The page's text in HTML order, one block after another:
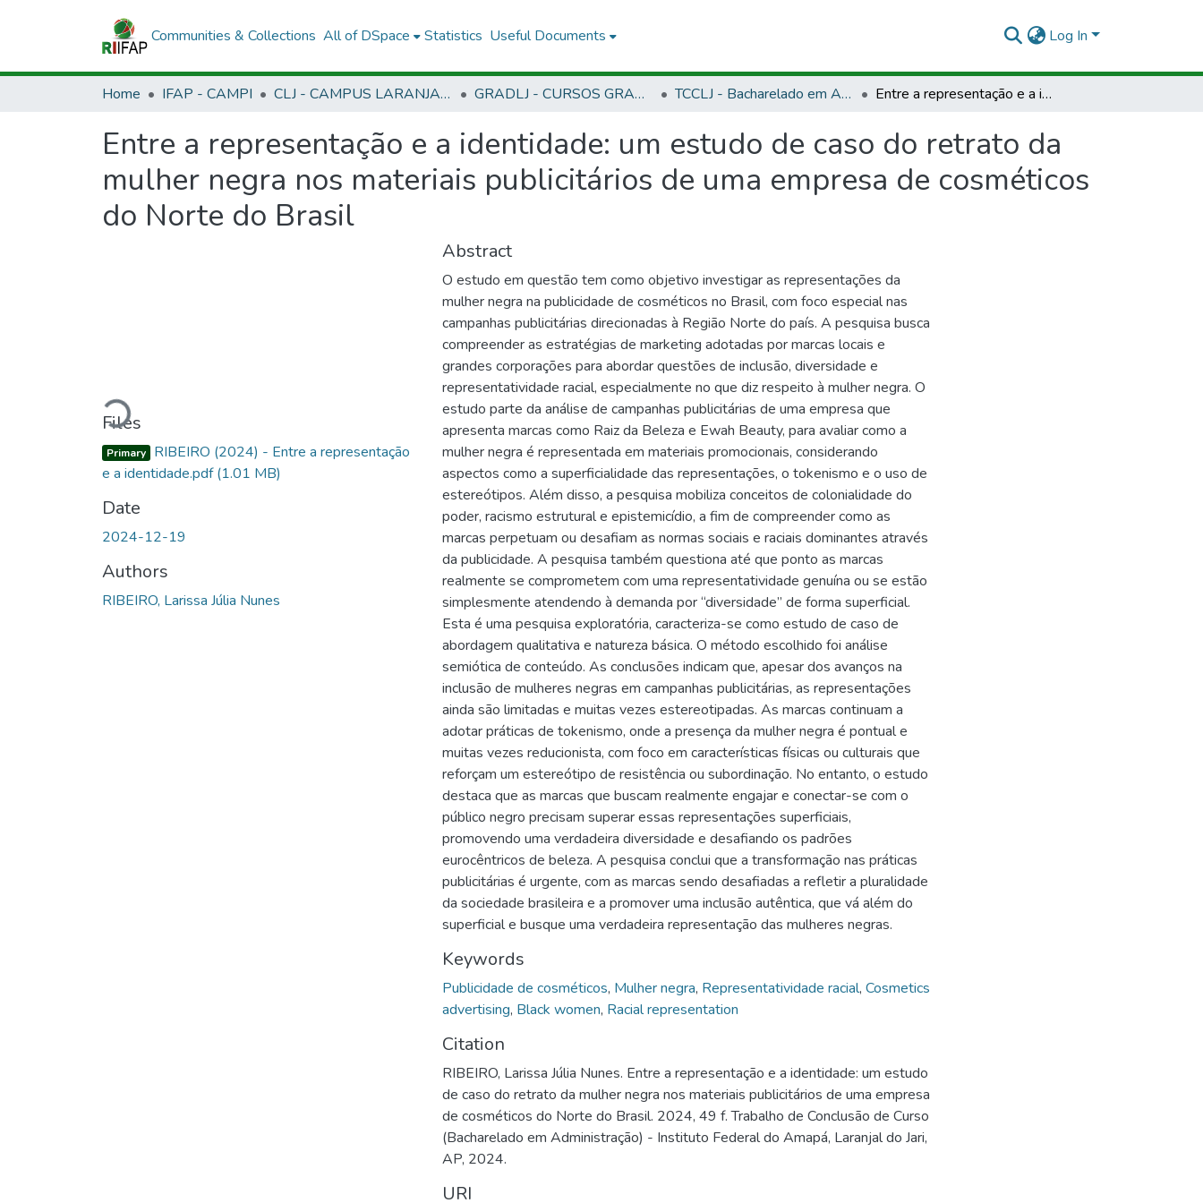
Communities & Collections All of DSpace Statistics Useful Documents Log In
Home IFAP - CAMPI CLJ - CAMPUS LARANJAL DO JARI GRADLJ - CURSOS GRADUAÇÃO - CAMPUS LARANJAL DO JARI TCCLJ - Bacharelado em Administração Entre a representação e a identidade: um estudo de caso do retrato da mulher negra nos materiais publicitários de uma empresa de cosméticos do Norte do Brasil
Entre a representação e a identidade: um estudo de caso do retrato da
mulher negra nos materiais publicitários de uma empresa de cosméticos
do Norte do Brasil
Loading...
Files
Primary RIBEIRO (2024) - Entre a representação
e a identidade.pdf(1.01 MB)
Date
2024-12-19
Authors
RIBEIRO, Larissa Júlia Nunes
Abstract
O estudo em questão tem como objetivo investigar as representações da
mulher negra na publicidade de cosméticos no Brasil, com foco especial nas
campanhas publicitárias direcionadas à Região Norte do país. A pesquisa busca
compreender as estratégias de marketing adotadas por marcas locais e
grandes corporações para abordar questões de inclusão, diversidade e
representatividade racial, especialmente no que diz respeito à mulher negra. O
estudo parte da análise de campanhas publicitárias de uma empresa que
apresenta marcas como Raiz da Beleza e Ewah Beauty, para avaliar como a
mulher negra é representada em materiais promocionais, considerando
aspectos como a superficialidade das representações, o tokenismo e o uso de
estereótipos. Além disso, a pesquisa mobiliza conceitos de colonialidade do
poder, racismo estrutural e epistemicídio, a fim de compreender como as
marcas perpetuam ou desafiam as normas sociais e raciais dominantes através
da publicidade. A pesquisa também questiona até que ponto as marcas
realmente se comprometem com uma representatividade genuína ou se estão
simplesmente atendendo à demanda por “diversidade” de forma superficial.
Esta é uma pesquisa exploratória, caracteriza-se como estudo de caso de
abordagem qualitativa e natureza básica. O método escolhido foi análise
semiótica de conteúdo. As conclusões indicam que, apesar dos avanços na
inclusão de mulheres negras em campanhas publicitárias, as representações
ainda são limitadas e muitas vezes estereotipadas. As marcas continuam a
adotar práticas de tokenismo, onde a presença da mulher negra é pontual e
muitas vezes reducionista, com foco em características físicas ou culturais que
reforçam um estereótipo de resistência ou subordinação. No entanto, o estudo
destaca que as marcas que buscam realmente engajar e conectar-se com o
público negro precisam superar essas representações superficiais,
promovendo uma verdadeira diversidade e desafiando os padrões
eurocêntricos de beleza. A pesquisa conclui que a transformação nas práticas
publicitárias é urgente, com as marcas sendo desafiadas a refletir a pluralidade
da sociedade brasileira e a promover uma inclusão autêntica, que vá além do
superficial e busque uma verdadeira representação das mulheres negras.
Keywords
Publicidade de cosméticos, Mulher negra, Representatividade racial, Cosmetics
advertising, Black women, Racial representation
Citation
RIBEIRO, Larissa Júlia Nunes. Entre a representação e a identidade: um estudo
de caso do retrato da mulher negra nos materiais publicitários de uma empresa
de cosméticos do Norte do Brasil. 2024, 49 f. Trabalho de Conclusão de Curso
(Bacharelado em Administração) - Instituto Federal do Amapá, Laranjal do Jari,
AP, 2024.
URI